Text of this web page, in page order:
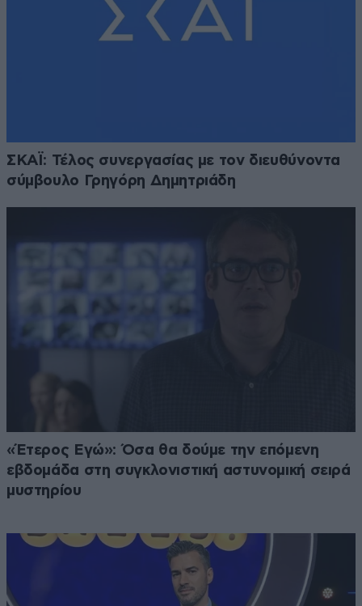
ΣΚΑΪ: Τέλος συνεργασίας με τον διευθύνοντα
σύμβουλο Γρηγόρη Δημητριάδη
«Έτερος Εγώ»: Όσα θα δούμε την επόμενη
εβδομάδα στη συγκλονιστική αστυνομική σειρά
μυστηρίου